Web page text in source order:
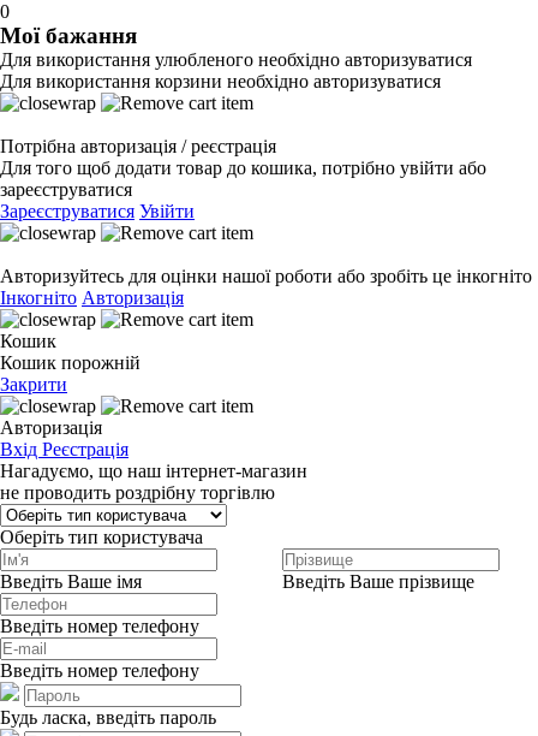
0
Мої бажання
Для використання улюбленого необхідно авторизуватися
Для використання корзини необхідно авторизуватися
Потрібна авторизація / реєстрація
Для того щоб додати товар до кошика, потрібно увійти або
зареєструватися
Зареєструватися Увійти
Авторизуйтесь для оцінки нашої роботи або зробіть це інкогніто
Інкогніто Авторизація
Кошик
Кошик порожній
Закрити
Авторизація
Вхід Реєстрація
Нагадуємо, що наш інтернет-магазин
не проводить роздрібну торгівлю
Оберіть тип користувача
Введіть Ваше імя Введіть Ваше прізвище
Введіть номер телефону
Введіть номер телефону
Будь ласка, введіть пароль